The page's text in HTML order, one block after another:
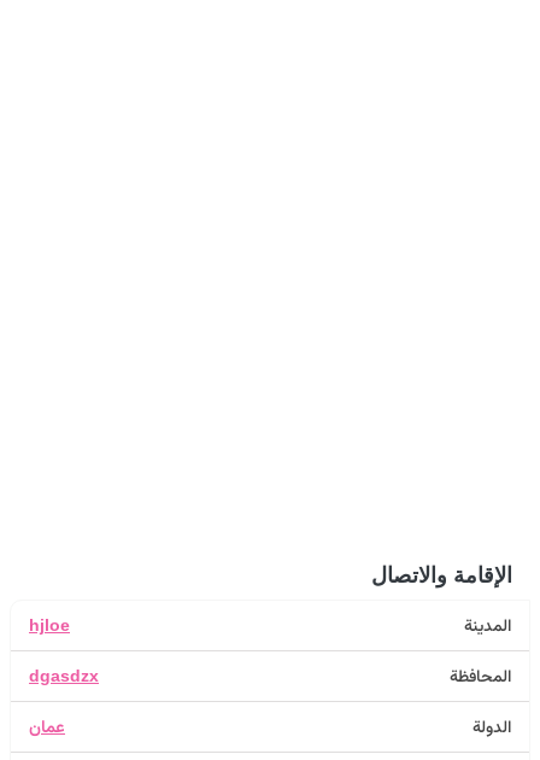
الإقامة والاتصال
المدينة hjloe
المحافظة dgasdzx
الدولة عمان